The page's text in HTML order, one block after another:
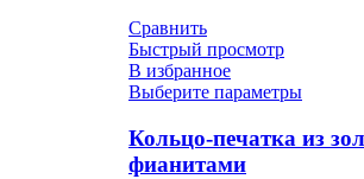
Сравнить
Быстрый просмотр
В избранное
Выберите параметры
Кольцо-печатка из
фианитами